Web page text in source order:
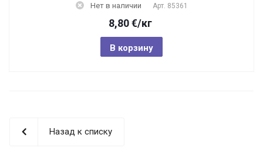
Нет в наличии Арт. 85361
8,80€/кг
В корзину
Назад к списку